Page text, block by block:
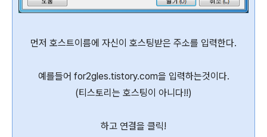
먼저 호스트이름에 자신이 호스팅받은 주소를 입력한다.
예를들어 for2gles.tistory.com을 입력하는것이다.
(티스토리는 호스팅이 아니다!!)
하고 연결을 클릭!